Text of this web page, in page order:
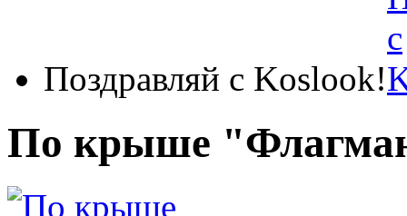
Поздравляй с Koslook!
По крыше